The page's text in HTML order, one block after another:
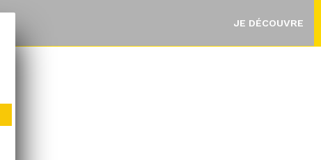
JE DÉCOUVRE